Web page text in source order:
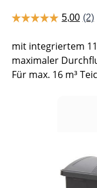
mit integriertem
maximaler
Für max. 16 m³